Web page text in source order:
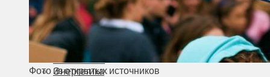
Едим дома
Ищу семью
Духовное пространство
Спорт
Технологии
Энергетика
Фото из открытых источников